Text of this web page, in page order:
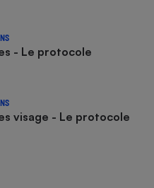
- Le protocole
visage - Le protocole